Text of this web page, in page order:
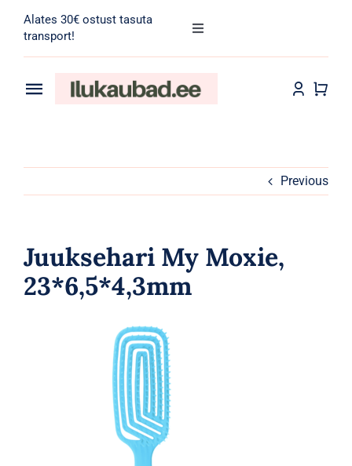
content
Alates 30€ ostust tasuta
transport!
Toggle
for:
Toggle
Meik
Previous
Juuksehari My Moxie,
23*6,5*4,3mm